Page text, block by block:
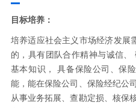
目标培养：
培养适应社会主义市场经济发展
的，具有团队合作精神与诚信
基本知识， 具备保险公司、保
能，能在保险公司、保险经纪公
从事业务拓展、查勘定损、核保